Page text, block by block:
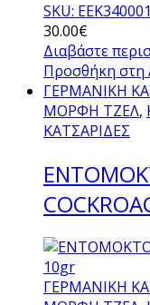
SKU: ΕΕΚ340001
30.00€
Διαβάστε
Προσθήκη στη
ΓΕΡΜΑΝΙΚΗ
ΜΟΡΦΗ ΤΖΕΛ,
ΚΑΤΣΑΡΙΔΕΣ
ΓΕΡΜΑΝΙΚΗ